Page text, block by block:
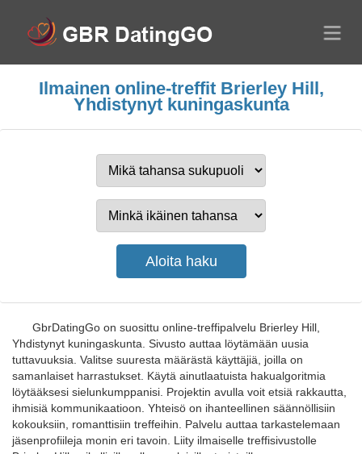
Ilmainen online-treffit Brierley Hill,
Yhdistynyt kuningaskunta
GbrDatingGo on suosittu online-treffipalvelu Brierley Hill,
Yhdistynyt kuningaskunta. Sivusto auttaa löytämään uusia
tuttavuuksia. Valitse suuresta määrästä käyttäjiä, joilla on
samanlaiset harrastukset. Käytä ainutlaatuista hakualgoritmia
löytääksesi sielunkumppanisi. Projektin avulla voit etsiä rakkautta,
ihmisiä kommunikaatioon. Yhteisö on ihanteellinen säännöllisiin
kokouksiin, romanttisiin treffeihin. Palvelu auttaa tarkastelemaan
jäsenprofiileja monin eri tavoin. Liity ilmaiselle treffisivustolle